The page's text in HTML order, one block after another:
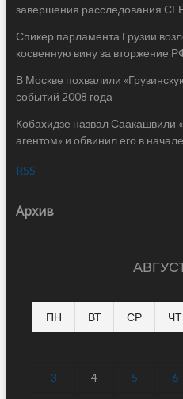
завершения расследования
Спикер парламента Грузии
косвенную вину за вторжение
В Москве похвалили
событий 2008 года
Кобахидзе назвал Саакашвили
агентом» и обвинил его в
RSS
Архив
ПН ВТ СР ЧТ
3 4 5 6